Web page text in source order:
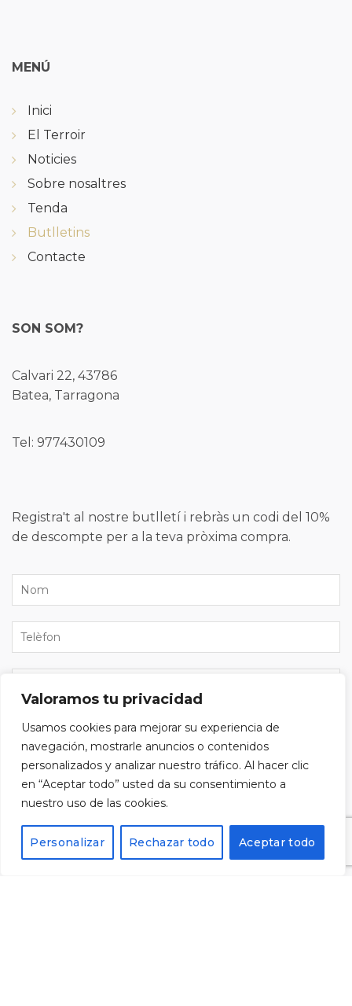
Valoramos tu privacidad
Usamos cookies para mejorar su experiencia de
navegación, mostrarle anuncios o contenidos
personalizados y analizar nuestro tráfico. Al hacer clic
en “Aceptar todo” usted da su consentimiento a
nuestro uso de las cookies.
Personalizar Rechazar todo Aceptar todo
MENÚ
Inici
El Terroir
Noticies
Sobre nosaltres
Tenda
Butlletins
Contacte
SON SOM?
Calvari 22, 43786
Batea, Tarragona
Tel: 977430109
Registra't al nostre butlletí i rebràs un codi del 10%
de descompte per a la teva pròxima compra.
He llegit i accepto la política de privacitati vull
subscriure'm al butlletí.
Alternative: